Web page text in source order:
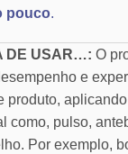
pouco.
DE USAR…: O
e
produto,
como, pulso,
Por exemplo,